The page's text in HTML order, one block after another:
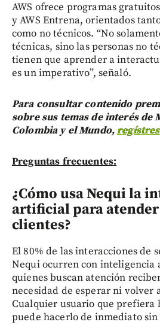
AWS ofrece programas
y AWS Entrena, orientados
como no técnicos. “No
técnicas, sino las personas no
tienen que aprender a
es un imperativo”, señaló.
Para consultar contenido
sobre sus temas de interés de
Colombia y el Mundo,
Preguntas frecuentes:
¿Cómo usa Nequi la
artificial para atender
clientes?
El 80% de las interacciones de
Nequi ocurren con inteligencia
quienes buscan atención
necesidad de esperar ni volver
Cualquier usuario que prefiera
puede hacerlo de inmediato